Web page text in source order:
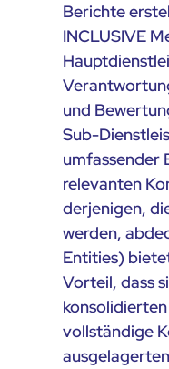
Berichte
INCLUSIVE
und
Sub-
umfassender
relevanten
derjenigen,
werden,
Entities)
Vorteil, dass
vollständige